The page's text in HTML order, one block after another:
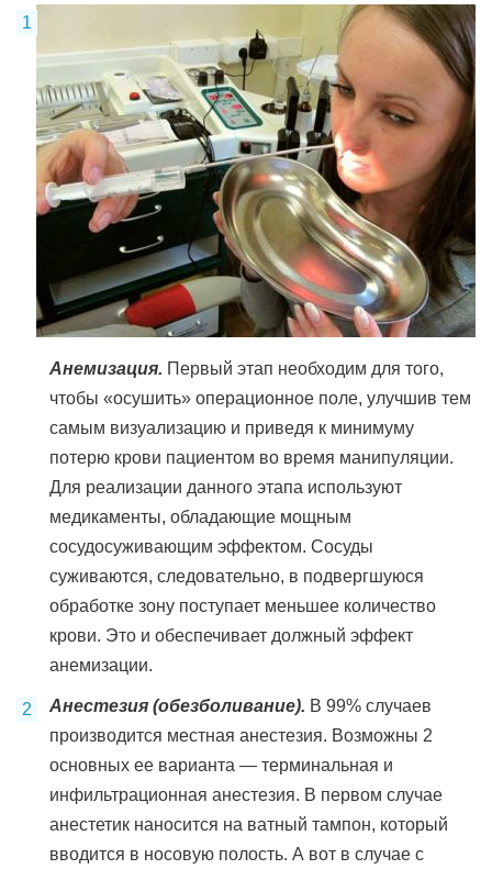
Анемизация. Первый этап необходим для того,
чтобы «осушить» операционное поле, улучшив тем
самым визуализацию и приведя к минимуму
потерю крови пациентом во время манипуляции.
Для реализации данного этапа используют
медикаменты, обладающие мощным
сосудосуживающим эффектом. Сосуды
суживаются, следовательно, в подвергшуюся
обработке зону поступает меньшее количество
крови. Это и обеспечивает должный эффект
анемизации.
Анестезия (обезболивание). В 99% случаев
производится местная анестезия. Возможны 2
основных ее варианта — терминальная и
инфильтрационная анестезия. В первом случае
анестетик наносится на ватный тампон, который
вводится в носовую полость. А вот в случае с